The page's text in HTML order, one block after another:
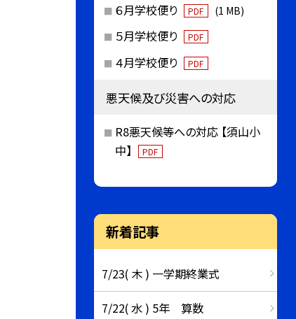
６月学校便り PDF (1 MB)
５月学校便り PDF
４月学校便り PDF
悪天候及び災害への対応
R8悪天候等への対応 【須山小
中】
PDF
新着記事
7/23( 木 ) 一学期終業式
7/22( 水 ) 5年 算数